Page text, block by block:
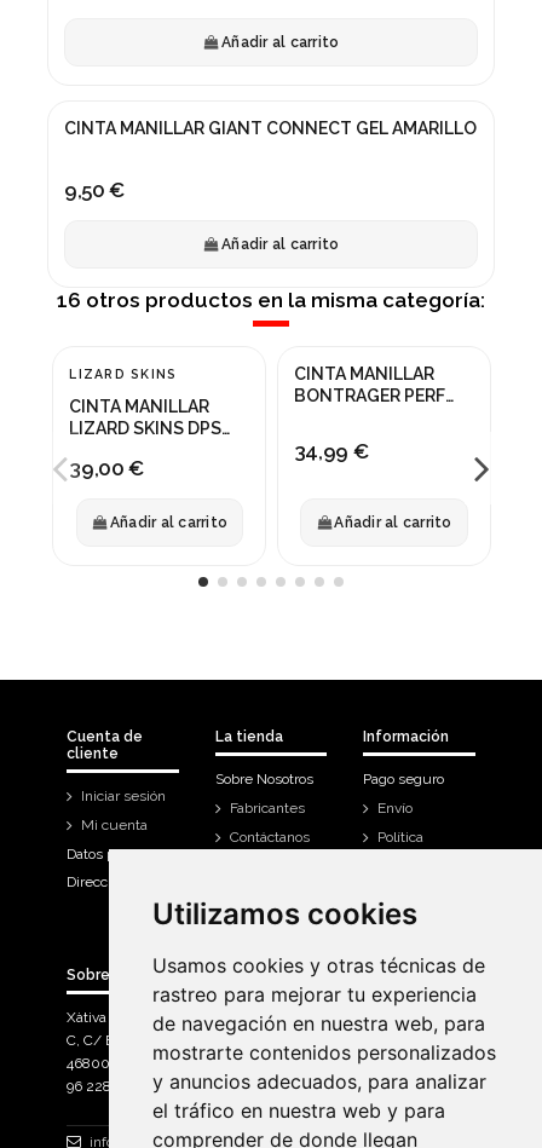
Utilizamos cookies
Usamos cookies y otras técnicas de
rastreo para mejorar tu experiencia
de navegación en nuestra web, para
mostrarte contenidos personalizados
y anuncios adecuados, para analizar
el tráfico en nuestra web y para
comprender de donde llegan
Utilizamos cookies
Usamos cookies y otras técnicas de
rastreo para mejorar tu experiencia
de navegación en nuestra web, para
mostrarte contenidos personalizados
y anuncios adecuados, para analizar
el tráfico en nuestra web y para
comprender de donde llegan
Añadir al carrito
CINTA MANILLAR GIANT CONNECT GEL AMARILLO
9,50 €
Añadir al carrito
16 otros productos en la misma categoría:
LIZARD SKINS
CINTA MANILLAR
LIZARD SKINS DPS
NEON
39,00 €
Añadir al carrito
CINTA MANILLAR
BONTRAGER PERF
34,99 €
Añadir al carrito
Cuenta de
cliente
Iniciar sesión
Mi cuenta
Datos personales
Direcciones
La tienda
Sobre Nosotros
Fabricantes
Contáctanos
Información
Pago seguro
Envío
Política
Historial de
Sobre Bicicletas Sanchis
Xàtiva Polígon Industrial
C, C/ Braçal del Roncador nave 10. >
46800, Xàtiva.
96 228 71 23
info@bicicletassanchis.com